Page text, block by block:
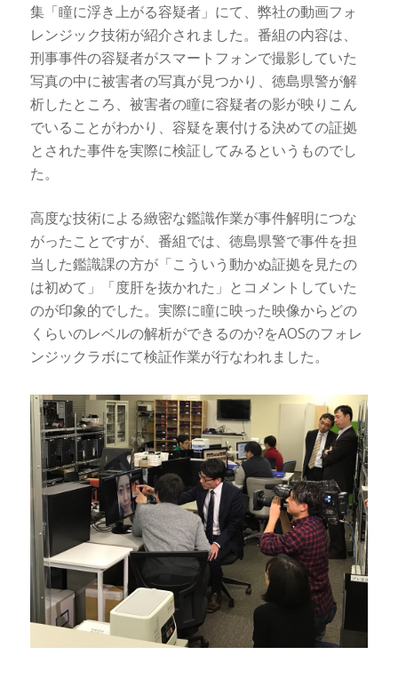
集「瞳に浮き上がる容疑者」にて、弊社の動画フォ
レンジック技術が紹介されました。番組の内容は、
刑事事件の容疑者がスマートフォンで撮影していた
写真の中に被害者の写真が見つかり、徳島県警が解
析したところ、被害者の瞳に容疑者の影が映りこん
でいることがわかり、容疑を裏付ける決めての証拠
とされた事件を実際に検証してみるというものでし
た。
高度な技術による緻密な鑑識作業が事件解明につな
がったことですが、番組では、徳島県警で事件を担
当した鑑識課の方が「こういう動かぬ証拠を見たの
は初めて」「度肝を抜かれた」とコメントしていた
のが印象的でした。実際に瞳に映った映像からどの
くらいのレベルの解析ができるのか?をAOSのフォレ
ンジックラボにて検証作業が行なわれました。